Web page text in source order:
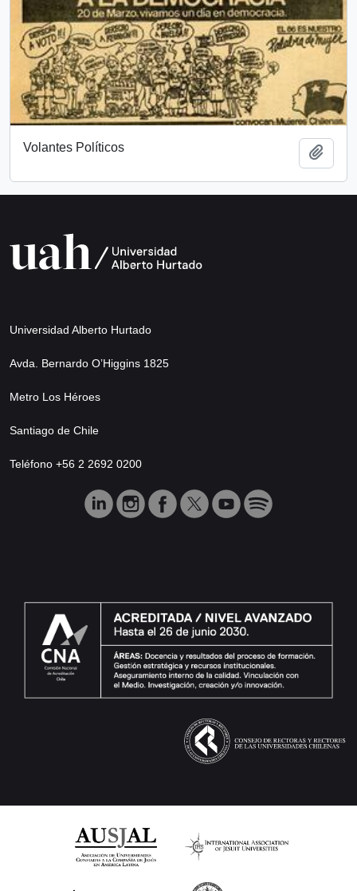
Volantes Políticos
Universidad Alberto Hurtado
Avda. Bernardo O’Higgins 1825
Metro Los Héroes
Santiago de Chile
Teléfono +56 2 2692 0200